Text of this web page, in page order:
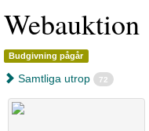
Webauktion
Budgivning pågår
Samtliga utrop 72